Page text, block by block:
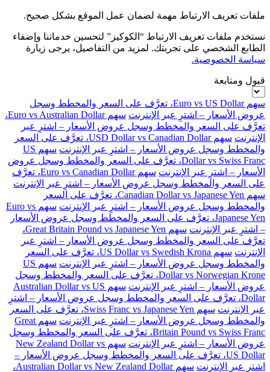
ملفات تعريف الارتباط مهمة لضمان عمل الموقع بشكل صحيح.
نستخدم ملفات تعريف الارتباط “الكوكيز” لتحسين خدماتنا وإضفاء
الطابع الشخصي على تجربتك. لمزيد من التفاصيل، يرجى زيارة
سياسة الخصوصية.
قبول ومتابعة
سهم Euro vs US Dollar، تعرَّف على السعر والمخطط وسجل
عروض الأسعار – اشترِ عبر الإنترنت
سهم Euro vs Australian Dollar،
تعرَّف على السعر والمخطط وسجل عروض الأسعار – اشترِ عبر
الإنترنت
سهم USD Dollar vs Canadian Dollar، تعرَّف على السعر
والمخطط وسجل عروض الأسعار – اشترِ عبر الإنترنت
سهم US
Dollar vs Swiss Franc، تعرَّف على السعر والمخطط وسجل عروض
الأسعار – اشترِ عبر الإنترنت
سهم Euro vs Canadian Dollar، تعرَّف
على السعر والمخطط وسجل عروض الأسعار – اشترِ عبر الإنترنت
سهم Canadian Dollar vs Japanese Yen، تعرَّف على السعر
والمخطط وسجل عروض الأسعار – اشترِ عبر الإنترنت
سهم Euro vs
Japanese Yen، تعرَّف على السعر والمخطط وسجل عروض الأسعار
– اشترِ عبر الإنترنت
سهم Great Britain Pound vs Japanese Yen،
تعرَّف على السعر والمخطط وسجل عروض الأسعار – اشترِ عبر
الإنترنت
سهم US Dollar vs Swedish Krona، تعرَّف على السعر
والمخطط وسجل عروض الأسعار – اشترِ عبر الإنترنت
سهم US
Dollar vs Norwegian Krone، تعرَّف على السعر والمخطط وسجل
عروض الأسعار – اشترِ عبر الإنترنت
سهم Australian Dollar vs US
Dollar، تعرَّف على السعر والمخطط وسجل عروض الأسعار – اشترِ
عبر الإنترنت
سهم Swiss Franc vs Japanese Yen، تعرَّف على السعر
والمخطط وسجل عروض الأسعار – اشترِ عبر الإنترنت
سهم Great
Britain Pound vs Swiss Franc، تعرَّف على السعر والمخطط وسجل
عروض الأسعار – اشترِ عبر الإنترنت
سهم New Zealand Dollar vs
US Dollar، تعرَّف على السعر والمخطط وسجل عروض الأسعار –
اشترِ عبر الإنترنت
سهم Australian Dollar vs New Zealand Dollar،